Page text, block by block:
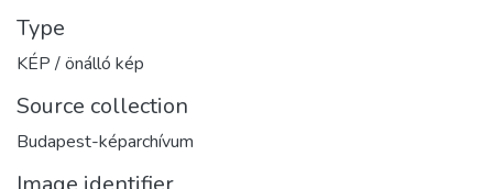
Type
KÉP / önálló kép
Source collection
Budapest-képarchívum